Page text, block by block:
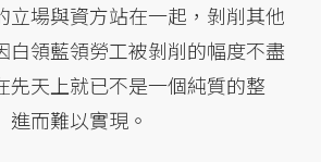
立場與資方站在一起，剝削其他
白領藍領勞工被剝削的幅度不盡
先天上就已不是一個純質的整
而難以實現。